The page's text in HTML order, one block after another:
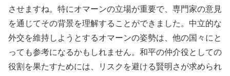
させますね。特にオマーンの立場が重要で、専門家の意見
を通じてその背景を理解することができました。中立的な
外交を維持しようとするオマーンの姿勢は、他の国々にと
っても参考になるかもしれません。和平の仲介役としての
役割を果たすためには、リスクを避ける賢明さが求められ